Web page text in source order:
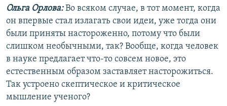
Ольга Орлова:Во всяком случае, в тот момент, когда
он впервые стал излагать свои идеи, уже тогда они
были приняты настороженно, потому что были
слишком необычными, так? Вообще, когда человек
в науке предлагает что-то совсем новое, это
естественным образом заставляет насторожиться.
Так устроено скептическое и критическое
мышление ученого?